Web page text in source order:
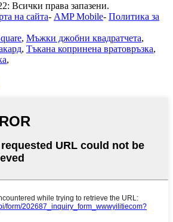
Всички права запазени.
на сайта- AMP Mobile- Политика за
, Мъжки джобни квадратчета,
, Тъкана копринена вратовръзка,
,